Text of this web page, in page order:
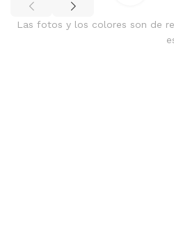
Las fotos y los colores son de